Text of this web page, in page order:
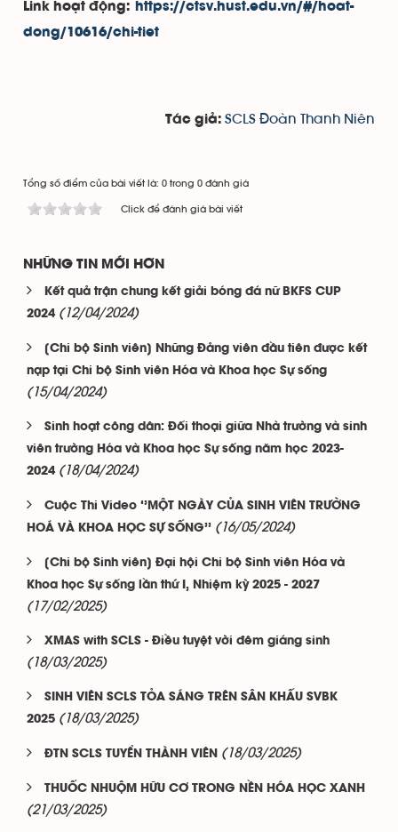
Link hoạt động: https://ctsv.hust.edu.vn/#/hoat-
dong/10616/chi-tiet
Tác giả: SCLS Đoàn Thanh Niên
Tổng số điểm của bài viết là: 0 trong 0 đánh giá
Click để đánh giá bài viết
NHỮNG TIN MỚI HƠN
Kết quả trận chung kết giải bóng đá nữ BKFS CUP
2024 (12/04/2024)
[Chi bộ Sinh viên] Những Đảng viên đầu tiên được kết
nạp tại Chi bộ Sinh viên Hóa và Khoa học Sự sống
(15/04/2024)
Sinh hoạt công dân: Đối thoại giữa Nhà trường và sinh
viên trường Hóa và Khoa học Sự sống năm học 2023-
2024 (18/04/2024)
Cuộc Thi Video ‘’MỘT NGÀY CỦA SINH VIÊN TRƯỜNG
HOÁ VÀ KHOA HỌC SỰ SỐNG’’ (16/05/2024)
[Chi bộ Sinh viên] Đại hội Chi bộ Sinh viên Hóa và
Khoa học Sự sống lần thứ I, Nhiệm kỳ 2025 - 2027
(17/02/2025)
XMAS with SCLS - Điều tuyệt vời đêm giáng sinh
(18/03/2025)
SINH VIÊN SCLS TỎA SÁNG TRÊN SÂN KHẤU SVBK
2025 (18/03/2025)
ĐTN SCLS TUYỂN THÀNH VIÊN (18/03/2025)
THUỐC NHUỘM HỮU CƠ TRONG NỀN HÓA HỌC XANH
(21/03/2025)